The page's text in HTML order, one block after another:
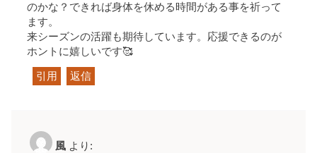
のかな？できれば身体を休める時間がある事を祈って
ます。
来シーズンの活躍も期待しています。応援できるのが
ホントに嬉しいです🥰
引用 返信
風 より: